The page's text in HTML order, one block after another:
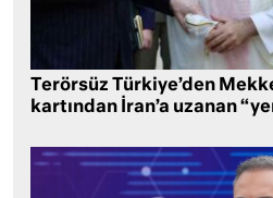
Terörsüz Türkiye’den
kartından İran’a uzanan